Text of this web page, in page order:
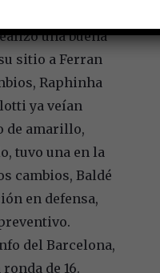
una buena
sitio a Ferran
Raphinha
ya veían
de amarillo,
tuvo una en la
cambios, Baldé
en defensa,
del Barcelona,
de 16.